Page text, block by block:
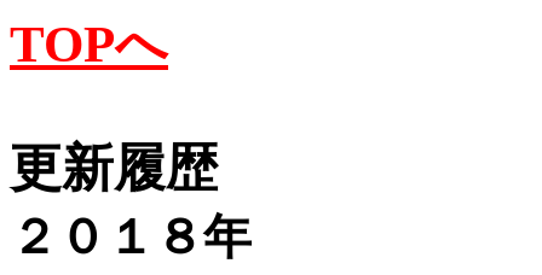
TOPへ
更新履歴
２０１８年